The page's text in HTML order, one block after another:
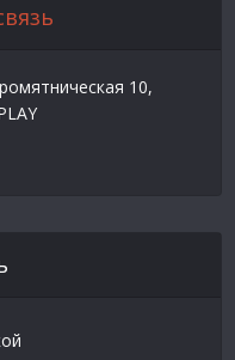
10,